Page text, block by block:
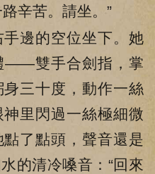
辛苦。請坐。”
邊的空位坐下。她
——雙手合劍指，掌
三十度，動作一絲
里閃過一絲極細微
了點頭，聲音還是
的清冷嗓音：“回來